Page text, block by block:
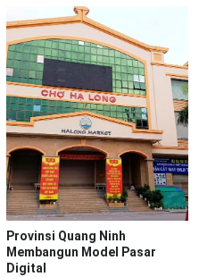
Provinsi Quang Ninh
Membangun Model Pasar
Digital